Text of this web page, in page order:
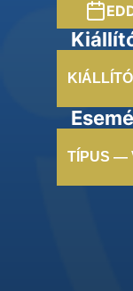
TÍPUS —